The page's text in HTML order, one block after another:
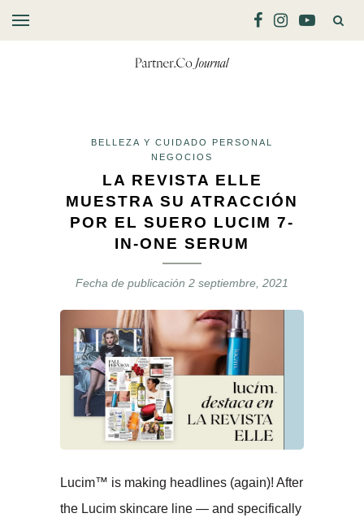
BELLEZA Y CUIDADO PERSONAL
NEGOCIOS
LA REVISTA ELLE
MUESTRA SU ATRACCIÓN
POR EL SUERO LUCIM 7-
IN-ONE SERUM
Fecha de publicación 2 septiembre, 2021
Lucim™ is making headlines (again)! After
the Lucim skincare line — and specifically